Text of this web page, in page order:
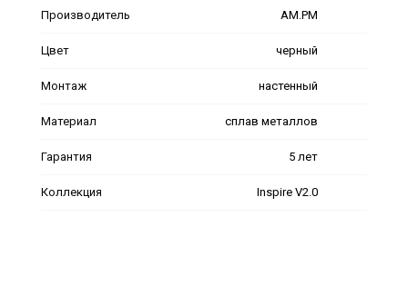
Производитель AM.PM
Цвет черный
Монтаж настенный
Материал сплав металлов
Гарантия 5 лет
Коллекция Inspire V2.0